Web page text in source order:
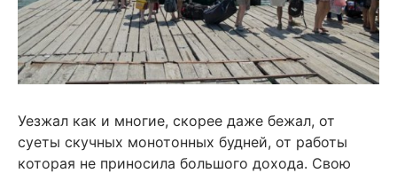
Уезжал как и многие, скорее даже бежал, от
суеты скучных монотонных будней, от работы
которая не приносила большого дохода. Свою